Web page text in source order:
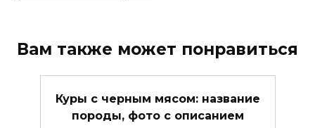
Вам также может понравиться
Куры с черным мясом: название
породы, фото с описанием